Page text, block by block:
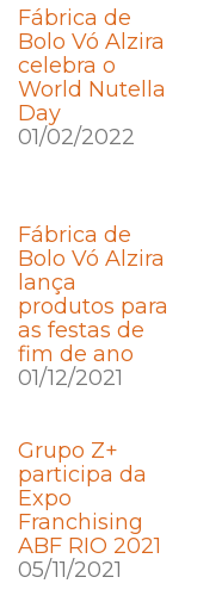
Fábrica de
Bolo Vó Alzira
celebra o
World Nutella
Day
01/02/2022
Fábrica de
Bolo Vó Alzira
lança
produtos para
as festas de
fim de ano
01/12/2021
Grupo Z+
participa da
Expo
Franchising
ABF RIO 2021
05/11/2021